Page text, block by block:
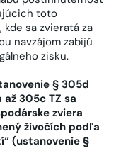
toto
kde sa zvieratá za
navzájom zabijú
zisku.
§ 305d
305c TZ sa
zviera
živočích podľa
(ustanovenie §